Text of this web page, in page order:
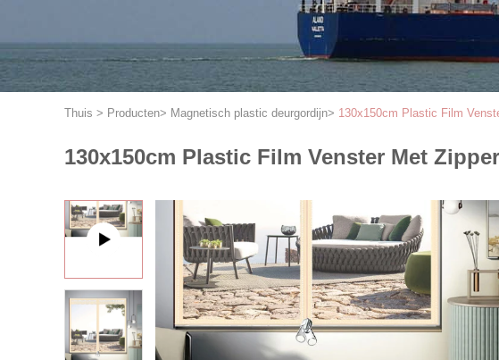
Thuis > Producten> Magnetisch plastic deurgordijn> 130x150cm Plastic Film
130x150cm Plastic Film Venster Met